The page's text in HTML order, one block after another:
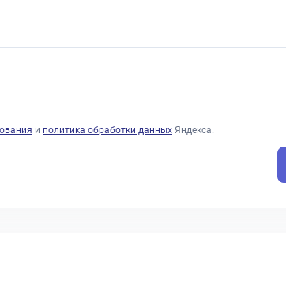
и политика обработки данных Яндекса.